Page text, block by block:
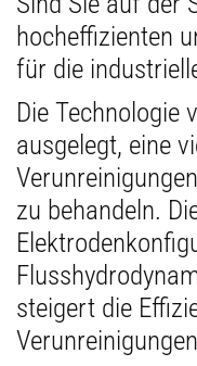
hocheffizienten
für die
Die Technologie
ausgelegt, eine
zu behandeln.
steigert die